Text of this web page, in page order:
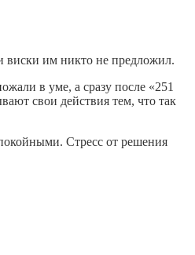
виски им никто не предложил.
в уме, а сразу после «251
свои действия тем, что так
Стресс от решения